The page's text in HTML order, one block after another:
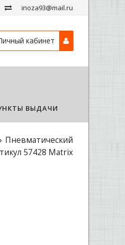
inoza93@mail.ru
кабинет
ВЫДАЧИ
Пневматический
57428 Matrix